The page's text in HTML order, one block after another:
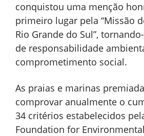
conquistou uma menção
primeiro lugar pela “Missão
Rio Grande do Sul”,
de responsabilidade
comprometimento social.
As praias e marinas
comprovar anualmente o
34 critérios estabelecidos
Foundation for